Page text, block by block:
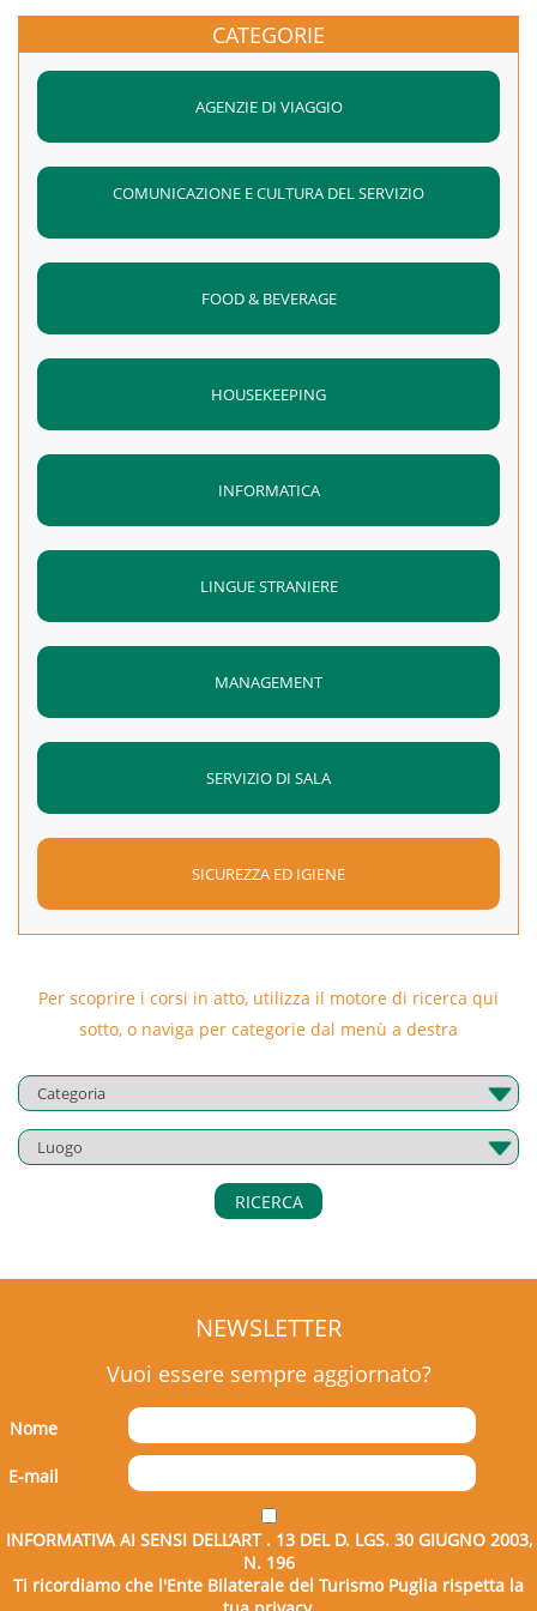
CATEGORIE
AGENZIE DI VIAGGIO
COMUNICAZIONE E CULTURA DEL SERVIZIO
FOOD & BEVERAGE
HOUSEKEEPING
INFORMATICA
LINGUE STRANIERE
MANAGEMENT
SERVIZIO DI SALA
SICUREZZA ED IGIENE
Per scoprire i corsi in atto, utilizza il motore di ricerca qui
sotto, o naviga per categorie dal menù a destra
RICERCA
NEWSLETTER
Vuoi essere sempre aggiornato?
Nome
E-mail
INFORMATIVA AI SENSI DELL’ART . 13 DEL D. LGS. 30 GIUGNO 2003,
N. 196
Ti ricordiamo che l'Ente Bilaterale del Turismo Puglia rispetta la